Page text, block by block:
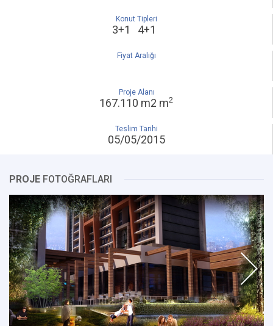
Konut Tipleri
3+1 4+1
Fiyat Aralığı
Proje Alanı
167.110 m2 m2
Teslim Tarihi
05/05/2015
PROJE FOTOĞRAFLARI